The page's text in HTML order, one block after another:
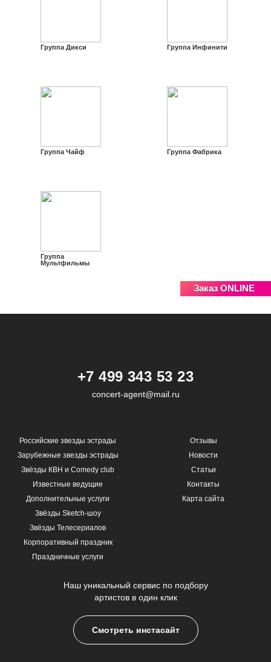
Заказ ONLINE
Группа Дикси Группа Инфинити
Группа Чайф Группа Фабрика
Группа
Мультфильмы
+7 499 343 53 23
concert-agent@mail.ru
Российские звезды эстрады
Зарубежные звезды эстрады
Звёзды КВН и Comedy club
Известные ведущие
Дополнительные услуги
Звёзды Sketch-шоу
Звёзды Телесериалов
Корпоративный праздник
Праздничные услуги
Отзывы
Новости
Статьи
Контакты
Карта сайта
Наш уникальный сервис по подбору
артистов в один клик
Смотреть инстасайт